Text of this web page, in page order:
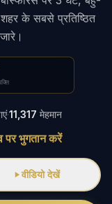
के सबसे प्रतिष्ठित
·11,317 मेहमान
पर भुगतान करें
वीडियो देखें